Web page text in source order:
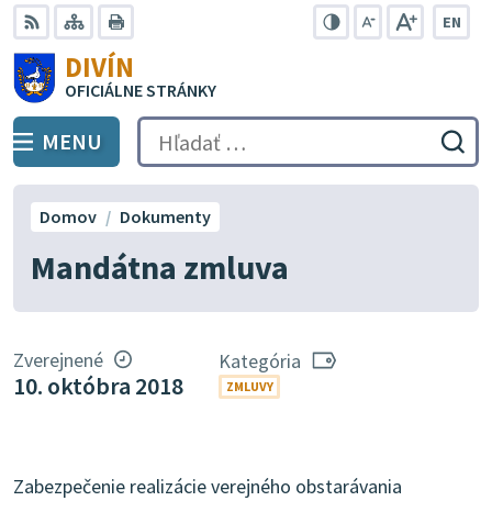
Preskočiť
na
obsah
RSS Mapa
EN
DIVÍN
OFICIÁLNE STRÁNKY
PREPNÚŤ
MENU Hľadať:
Mandátna zmluva
Domov Dokumenty
Zverejnené
10. októbra 2018
Kategória
ZMLUVY
Zabezpečenie realizácie verejného obstarávania